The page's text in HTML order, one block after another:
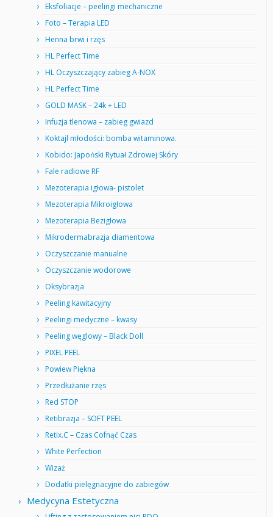
Eksfoliacje – peelingi mechaniczne
Foto – Terapia LED
Henna brwi i rzęs
HL Perfect Time
HL Oczyszczający zabieg A-NOX
HL Perfect Time
GOLD MASK – 24k + LED
Infuzja tlenowa – zabieg gwiazd
Koktajl młodości: bomba witaminowa.
Kobido: Japoński Rytuał Zdrowej Skóry
Fale radiowe RF
Mezoterapia igłowa- pistolet
Mezoterapia Mikroigłowa
Mezoterapia Bezigłowa
Mikrodermabrazja diamentowa
Oczyszczanie manualne
Oczyszczanie wodorowe
Oksybrazja
Peeling kawitacyjny
Peelingi medyczne – kwasy
Peeling węglowy – Black Doll
PIXEL PEEL
Powiew Piękna
Przedłużanie rzęs
Red STOP
Retibrazja – SOFT PEEL
Retix.C – Czas Cofnąć Czas
White Perfection
Wizaż
Dodatki pielęgnacyjne do zabiegów
Medycyna Estetyczna